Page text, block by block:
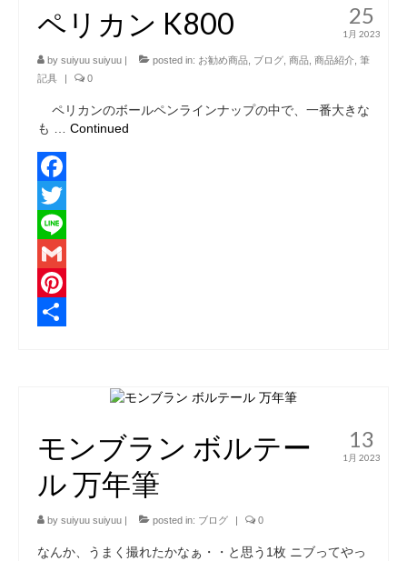
25
1月 2023
ペリカン K800
by suiyuu suiyuu | posted in: お勧め商品 ブログ 商品 商品紹介 筆
記具
| 0
ペリカンのボールペンラインナップの中で、一番大きな
も … Continued
Facebook
Twitter
Line
Gmail
Pinterest
13
1月 2023
モンブラン ボルテー
ル 万年筆
by suiyuu suiyuu | posted in: ブログ | 0
なんか、うまく撮れたかなぁ・・と思う1枚 ニブってやっ